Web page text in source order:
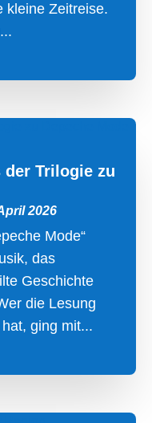
kleine Zeitreise.
der Trilogie zu
2026
Mode“
das
Geschichte
die Lesung
ging mit...